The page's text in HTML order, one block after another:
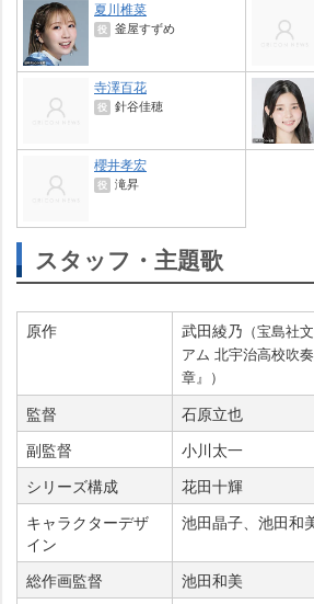
夏川椎菜
役 釜屋すずめ
寺澤百花
役 針谷佳穂
櫻井孝宏
役 滝昇
スタッフ・主題歌
原作 武田綾乃 （宝島社
アム 北宇治高校吹
章』）
監督
石原立也
副監督
小川太一
シリーズ構成
花田十輝
キャラクターデザ
イン
池田晶子、池田和
総作画監督
池田和美